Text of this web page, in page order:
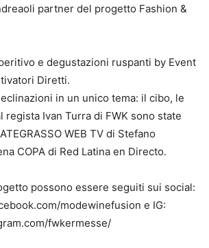
partner del progetto Fashion &
e degustazioni ruspanti by Event
Diretti.
in un unico tema: il cibo, le
Ivan Turra di FWK sono state
WEB TV di Stefano
COPA di Red Latina en Directo.
possono essere seguiti sui social:
modewinefusion e IG:
fwkermesse/